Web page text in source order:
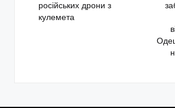
російських дрони з
кулемета